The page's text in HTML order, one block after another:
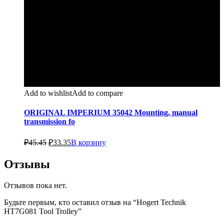
Add to wishlistAdd to compare
ORIGINAL IMPERIUM 35042 Mounting, manual
transmission fo
₽45.45 Первоначальная
₽45.45.
₽33.35Текущая
цена:
В корзину
Отзывы
Отзывов пока нет.
Будьте первым, кто оставил отзыв на “Hogert Technik
HT7G081 Tool Trolley”